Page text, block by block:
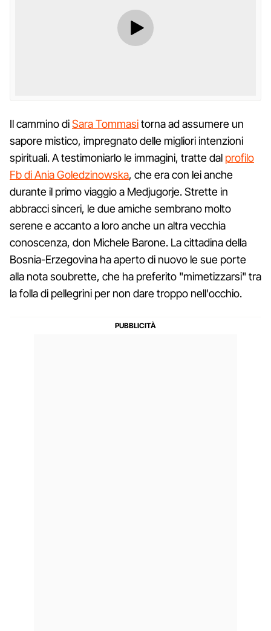
Il cammino diSara Tommasitorna ad assumere un
sapore mistico, impregnato delle migliori intenzioni
spirituali. A testimoniarlo le immagini, tratte dal profilo
Fb di Ania Goledzinowska, che era con lei anche
durante il primo viaggio a Medjugorje. Strette in
abbracci sinceri, le due amiche sembrano molto
serene e accanto a loro anche un altra vecchia
conoscenza, don Michele Barone. La cittadina della
Bosnia-Erzegovina ha aperto di nuovo le sue porte
alla nota soubrette, che ha preferito "mimetizzarsi" tra
la folla di pellegrini per non dare troppo nell'occhio.